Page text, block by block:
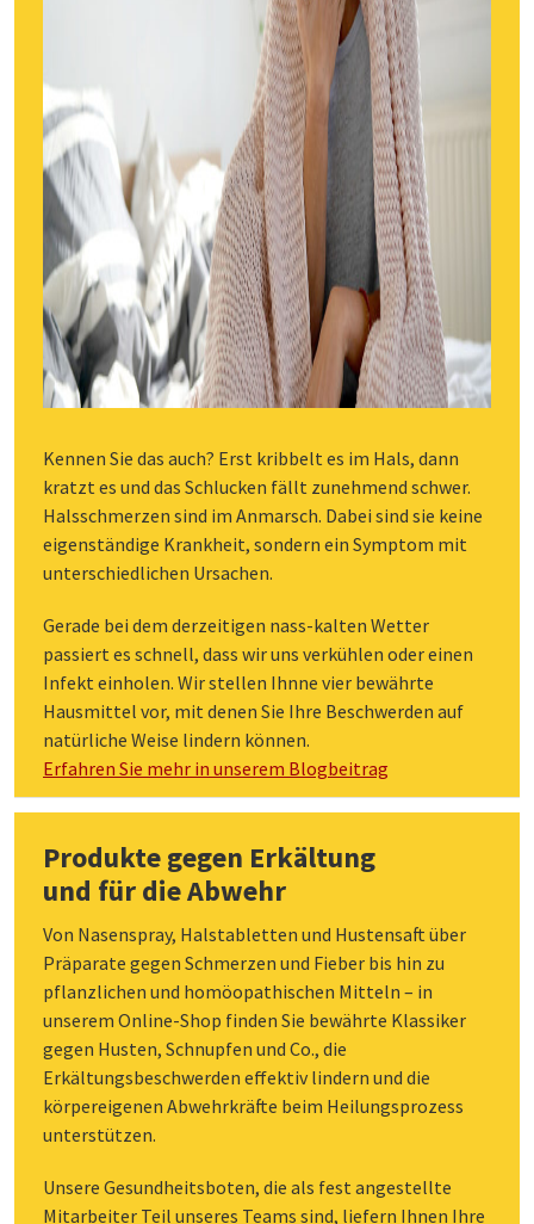
Kennen Sie das auch? Erst kribbelt es im Hals, dann
kratzt es und das Schlucken fällt zunehmend schwer.
Halsschmerzen sind im Anmarsch. Dabei sind sie keine
eigenständige Krankheit, sondern ein Symptom mit
unterschiedlichen Ursachen.
Gerade bei dem derzeitigen nass-kalten Wetter
passiert es schnell, dass wir uns verkühlen oder einen
Infekt einholen. Wir stellen Ihnne vier bewährte
Hausmittel vor, mit denen Sie Ihre Beschwerden auf
natürliche Weise lindern können.
Erfahren Sie mehr in unserem Blogbeitrag
Produkte gegen Erkältung
und für die Abwehr
Von Nasenspray, Halstabletten und Hustensaft über
Präparate gegen Schmerzen und Fieber bis hin zu
pflanzlichen und homöopathischen Mitteln – in
unserem Online-Shop finden Sie bewährte Klassiker
gegen Husten, Schnupfen und Co., die
Erkältungsbeschwerden effektiv lindern und die
körpereigenen Abwehrkräfte beim Heilungsprozess
unterstützen.
Unsere Gesundheitsboten, die als fest angestellte
Mitarbeiter Teil unseres Teams sind, liefern Ihnen Ihre